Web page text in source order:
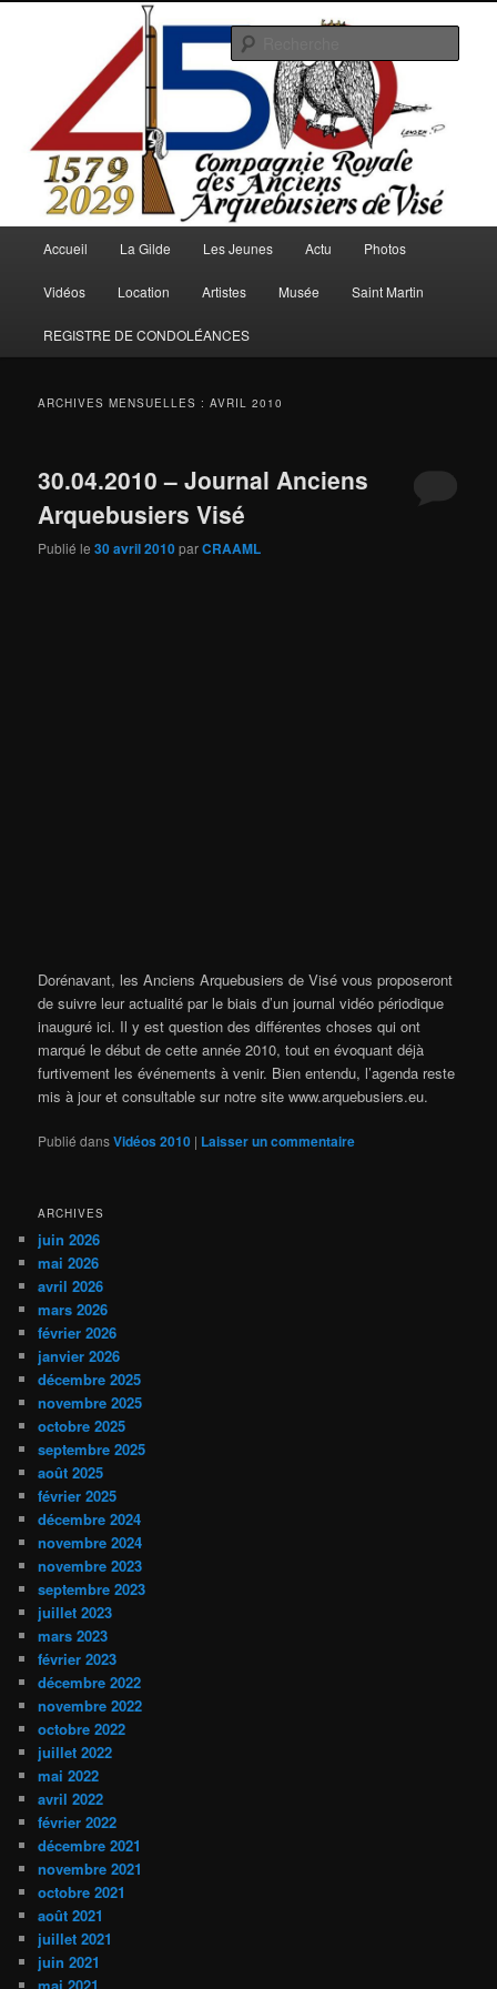
Arquebusiers.eu
Accueil La Gilde Les Jeunes Actu Photos
Vidéos Location Artistes Musée Saint Martin
REGISTRE DE CONDOLÉANCES
ARCHIVES MENSUELLES :AVRIL 2010
30.04.2010 – Journal Anciens
Arquebusiers Visé
Publié le30 avril 2010parCRAAML
Dorénavant, les Anciens Arquebusiers de Visé vous proposeront
de suivre leur actualité par le biais d’un journal vidéo périodique
inauguré ici. Il y est question des différentes choses qui ont
marqué le début de cette année 2010, tout en évoquant déjà
furtivement les événements à venir. Bien entendu, l’agenda reste
mis à jour et consultable sur notre site www.arquebusiers.eu.
Publié dansVidéos 2010 | Laisser un commentaire
ARCHIVES
juin 2026
mai 2026
avril 2026
mars 2026
février 2026
janvier 2026
décembre 2025
novembre 2025
octobre 2025
septembre 2025
août 2025
février 2025
décembre 2024
novembre 2024
novembre 2023
septembre 2023
juillet 2023
mars 2023
février 2023
décembre 2022
novembre 2022
octobre 2022
juillet 2022
mai 2022
avril 2022
février 2022
décembre 2021
novembre 2021
octobre 2021
août 2021
juillet 2021
juin 2021
mai 2021